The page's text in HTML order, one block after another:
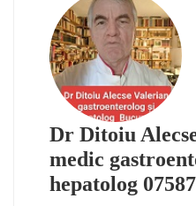
Dr Ditoiu
medic
hepatolog